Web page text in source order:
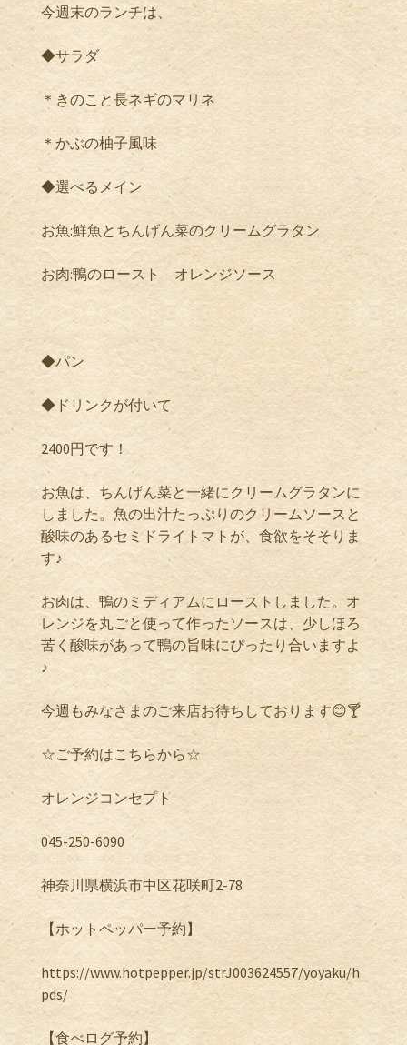
今週末のランチは、
◆サラダ
＊きのこと長ネギのマリネ
＊かぶの柚子風味
◆選べるメイン
お魚:鮮魚とちんげん菜のクリームグラタン
お肉:鴨のロースト オレンジソース
◆パン
◆ドリンクが付いて
2400円です！
お魚は、ちんげん菜と一緒にクリームグラタンに
しました。魚の出汁たっぷりのクリームソースと
酸味のあるセミドライトマトが、食欲をそそりま
す♪
お肉は、鴨のミディアムにローストしました。オ
レンジを丸ごと使って作ったソースは、少しほろ
苦く酸味があって鴨の旨味にぴったり合いますよ
♪
今週もみなさまのご来店お待ちしております😊🍸
☆ご予約はこちらから☆
オレンジコンセプト
045-250-6090
神奈川県横浜市中区花咲町2-78
【ホットペッパー予約】
https://www.hotpepper.jp/strJ003624557/yoyaku/h
pds/
【食べログ予約】